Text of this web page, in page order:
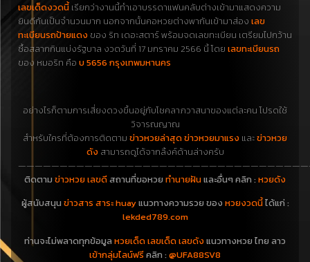
เลขเด็ดงวดนี้ เรียกว่างานนี้ทำเอาบรรดาแฟนคลับต่างเข้ามาแสดงความ
ยินดีกันเป็นจำนวนมาก นอกจากนั้นคอหวยต่างพากันเข้ามาส่อง เลข
ทะเบียนรถป้ายแดง ของ ริท เดอะสตาร์ พร้อมจดเลขทะเบียน เตรียมไปกว้าน
ซื้อสลากกินแบ่งรัฐบาล งวดวันที่ 17 มกราคม 2566 นี้ โดย เลขทะเบียนรถ
ของ หมอริท คือ บ 5656 กรุงเทพมหานคร
อย่างไรก็ตามการเสี่ยงดวงขึ้นอยู่กับโชคลาภวาสนาของแต่ละคน โปรดใช้
วิจารณญาณ
สำหรับใครที่ต้องการติดตาม ข่าวหวยล่าสุด ข่าวหวยมาแรง และข่าวหวย
ดังสามารถดูได้จากลิ้งค์ด้านล่างครับ
ติดตาม ข่าวหวย เลขดีสถานที่ขอหวย ทำนายฝันและอื่นๆ คลิก : หวยดัง
ผู้สนับสนุน ข่าวสาร สาระ huayแนวทางความรวย ของ หวยงวดนี้ได้แก่ :
lekded789.com
ท่านจะไม่พลาดทุกข้อมูล หวยเด็ด เลขเด็ด เลขดังแนวทางหวย ไทย ลาว
เข้ากลุ่มไลน์ฟรีคลิก : @UFA88SV8